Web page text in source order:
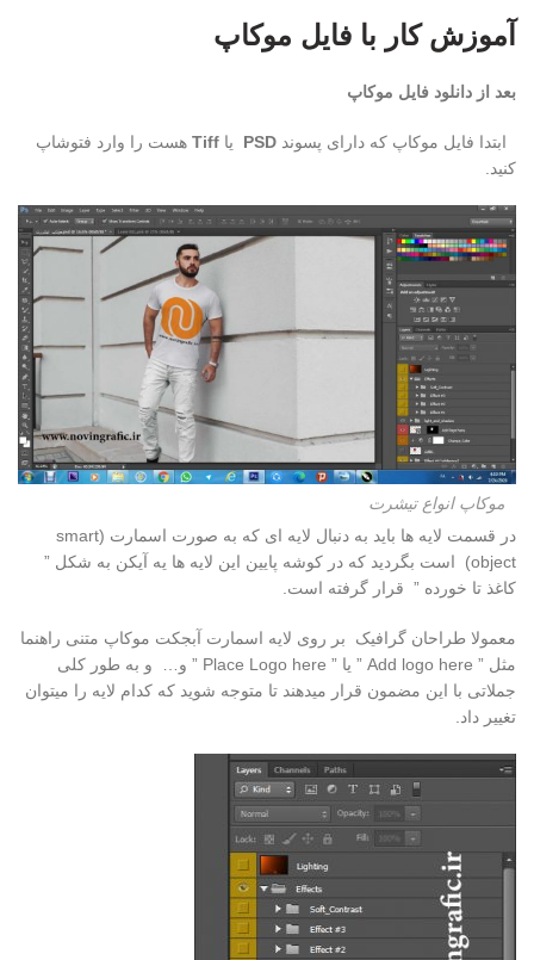
آموزش کار با فایل موکاپ
بعد از دانلود فایل موکاپ
ابتدا فایل موکاپ که دارای پسوند PSD یا Tiff هست را وارد فتوشاپ
کنید.
موکاپ انواع تیشرت
در قسمت لایه ها باید به دنبال لایه ای که به صورت اسمارت (smart
object) است بگردید که در کوشه پایین این لایه ها یه آیکن به شکل ”
کاغذ تا خورده ” قرار گرفته است.
معمولا طراحان گرافیک بر روی لایه اسمارت آبجکت موکاپ متنی راهنما
مثل ” Add logo here ” یا ” Place Logo here ” و… و به طور کلی
جملاتی با این مضمون قرار میدهند تا متوجه شوید که کدام لایه را میتوان
تغییر داد.